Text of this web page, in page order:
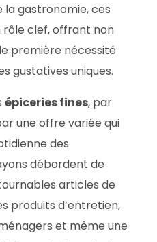
la gastronomie, ces
rôle clef, offrant non
première nécessité
gustatives uniques.
épiceries fines, par
une offre variée qui
des
débordent de
articles de
produits d’entretien,
et même une